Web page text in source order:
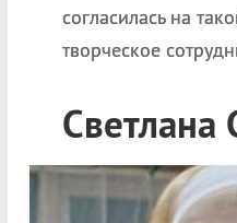
согласилась на
творческое
Светлана